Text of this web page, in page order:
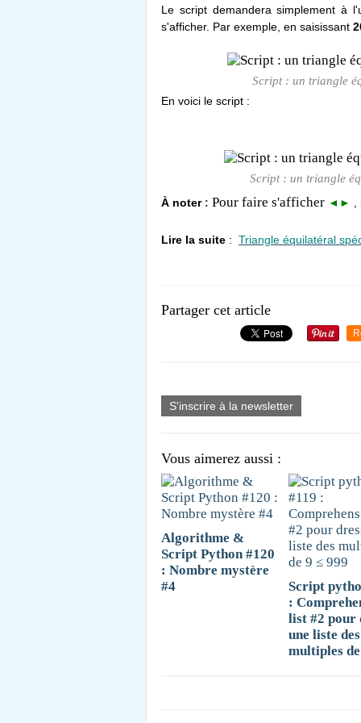
Le script demandera simplement à
s'afficher. Par exemple, en saisissant
Script : un triangle
En voici le script :
Script : un triangle
À noter : Pour faire s'afficher ◄►
Lire la suite : Triangle équilatéral
Partager cet article
S'inscrire à la newsletter
Vous aimerez aussi :
Algorithme &
Script Python #120
: Nombre mystère
#4
Script
:
list #2 pour
une liste des
multiples